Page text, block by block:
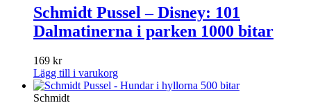
Schmidt Pussel – Disney: 101
Dalmatinerna i parken 1000 bitar
169 kr
Lägg till i varukorg
Schmidt